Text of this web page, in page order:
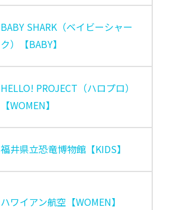
BABY SHARK（ベイビーシャー
ク）【BABY】
HELLO! PROJECT（ハロプロ）
【WOMEN】
福井県立恐竜博物館【KIDS】
ハワイアン航空【WOMEN】